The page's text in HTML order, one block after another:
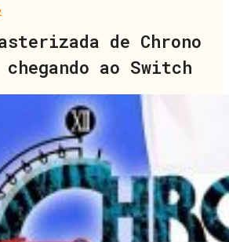
de Chrono
ao Switch